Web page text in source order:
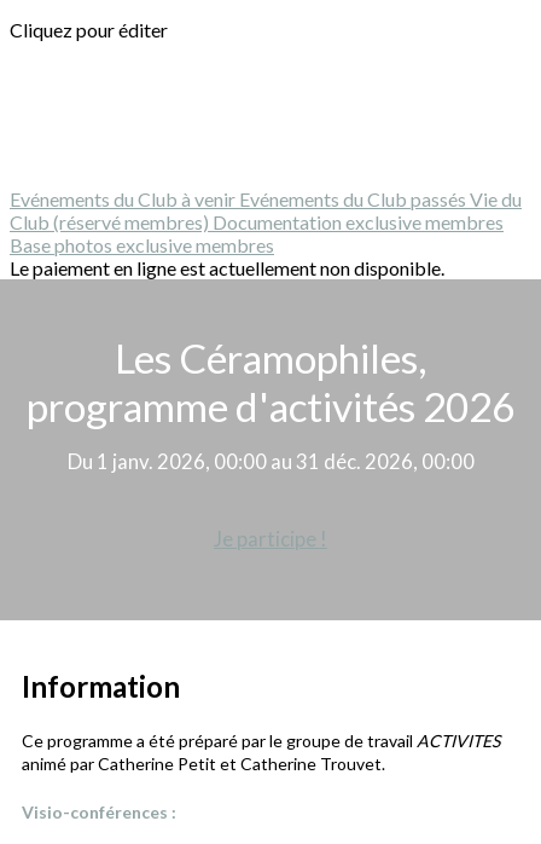
Cliquez pour éditer
Evénements du Club à venir Evénements du Club passés Vie du
Club (réservé membres) Documentation exclusive membres
Base photos exclusive membres
Le paiement en ligne est actuellement non disponible.
Les Céramophiles,
programme d'activités 2026
Du 1 janv. 2026, 00:00 au 31 déc. 2026, 00:00
Je participe !
Information
Ce programme a été préparé par le groupe de travail ACTIVITES
animé par Catherine Petit et Catherine Trouvet.
Visio-conférences :